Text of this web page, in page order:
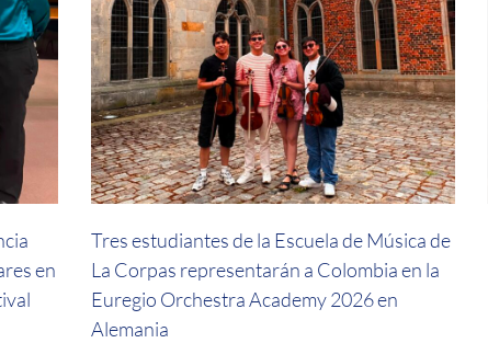
en
Tres estudiantes de la Escuela de Música de
La Corpas representarán a Colombia en la
Euregio Orchestra Academy 2026 en
Alemania